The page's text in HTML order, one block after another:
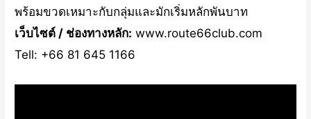
พร้อมขวดเหมาะกับกลุ่มและมักเริ่มหลักพันบาท
เว็บไซต์ / ช่องทางหลัก: www.route66club.com
Tell: +66 81 645 1166